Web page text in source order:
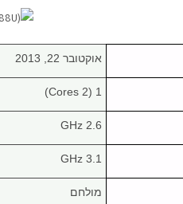
אוקטובר 22, 2013
1 (2 Cores)
2.6 GHz
3.1 GHz
מולחם